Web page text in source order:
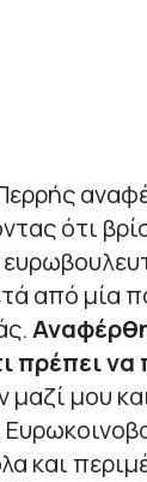
ότι
από μία
πρέπει
μου
και